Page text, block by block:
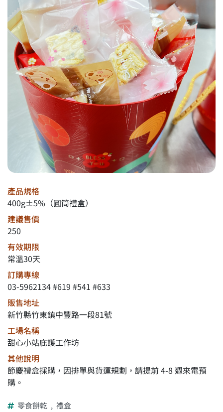
產品規格
400g±5%（圓筒禮盒）
建議售價
250
有效期限
常溫30天
訂購專線
03-5962134 #619 #541 #633
販售地址
新竹縣竹東鎮中豐路一段81號
工場名稱
甜心小站庇護工作坊
其他說明
節慶禮盒採購，因排單與貨運規劃，請提前 4-8 週來電預
購。
零食餅乾 , 禮盒